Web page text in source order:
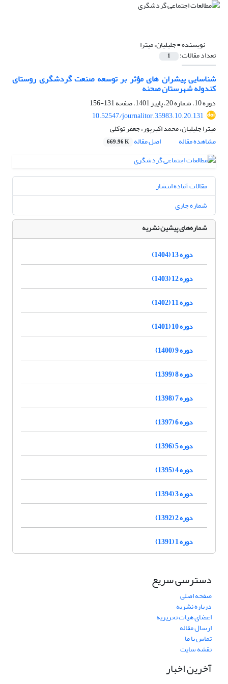
نویسنده =جلیلیان، میترا
تعداد مقالات: 1
شناسایی پیشران های مؤثر بر توسعه صنعت گردشگری روستای
کندوله شهرستان صحنه
دوره 10، شماره 20، پاییز 1401، صفحه
131-156
10.52547/journalitor.35983.10.20.131
میترا جلیلیان، محمد اکبرپور، جعفر توکلی
مشاهده مقاله
اصل مقاله 669.96 K
مقالات آماده انتشار
شماره جاری
شماره‌های پیشین نشریه
دوره 13 (1404)
دوره 12 (1403)
دوره 11 (1402)
دوره 10 (1401)
دوره 9 (1400)
دوره 8 (1399)
دوره 7 (1398)
دوره 6 (1397)
دوره 5 (1396)
دوره 4 (1395)
دوره 3 (1394)
دوره 2 (1392)
دوره 1 (1391)
دسترسی سریع
صفحه اصلی
درباره نشریه
اعضای هیات تحریریه
ارسال مقاله
تماس با ما
نقشه سایت
آخرین اخبار